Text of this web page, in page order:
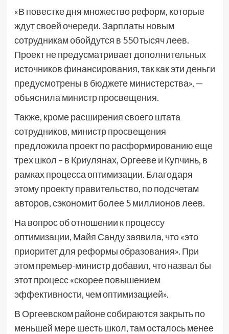
«В повестке дня множество реформ, которые
ждут своей очереди. Зарплаты новым
сотрудникам обойдутся в 550 тысяч леев.
Проект не предусматривает дополнительных
источников финансирования, так как эти деньги
предусмотрены в бюджете министерства», —
объяснила министр просвещения.
Также, кроме расширения своего штата
сотрудников, министр просвещения
предложила проект по расформированию еще
трех школ – в Криулянах, Оргееве и Купчинь, в
рамках процесса оптимизации. Благодаря
этому проекту правительство, по подсчетам
авторов, сэкономит более 5 миллионов леев.
На вопрос об отношении к процессу
оптимизации, Майя Санду заявила, что «это
приоритет для реформы образования». При
этом премьер-министр добавил, что назвал бы
этот процесс «скорее повышением
эффективности, чем оптимизацией».
В Оргеевском районе собираются закрыть по
меньшей мере шесть школ, там осталось менее